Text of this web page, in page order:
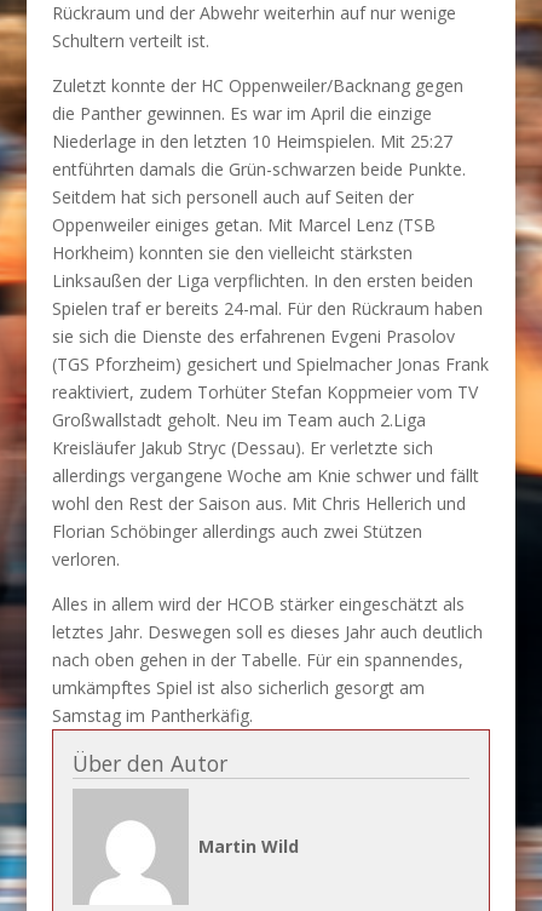
Rückraum und der Abwehr weiterhin auf nur wenige
Schultern verteilt ist.
Zuletzt konnte der HC Oppenweiler/Backnang gegen
die Panther gewinnen. Es war im April die einzige
Niederlage in den letzten 10 Heimspielen. Mit 25:27
entführten damals die Grün-schwarzen beide Punkte.
Seitdem hat sich personell auch auf Seiten der
Oppenweiler einiges getan. Mit Marcel Lenz (TSB
Horkheim) konnten sie den vielleicht stärksten
Linksaußen der Liga verpflichten. In den ersten beiden
Spielen traf er bereits 24-mal. Für den Rückraum haben
sie sich die Dienste des erfahrenen Evgeni Prasolov
(TGS Pforzheim) gesichert und Spielmacher Jonas Frank
reaktiviert, zudem Torhüter Stefan Koppmeier vom TV
Großwallstadt geholt. Neu im Team auch 2.Liga
Kreisläufer Jakub Stryc (Dessau). Er verletzte sich
allerdings vergangene Woche am Knie schwer und fällt
wohl den Rest der Saison aus. Mit Chris Hellerich und
Florian Schöbinger allerdings auch zwei Stützen
verloren.
Alles in allem wird der HCOB stärker eingeschätzt als
letztes Jahr. Deswegen soll es dieses Jahr auch deutlich
nach oben gehen in der Tabelle. Für ein spannendes,
umkämpftes Spiel ist also sicherlich gesorgt am
Samstag im Pantherkäfig.
Über den Autor
Martin Wild